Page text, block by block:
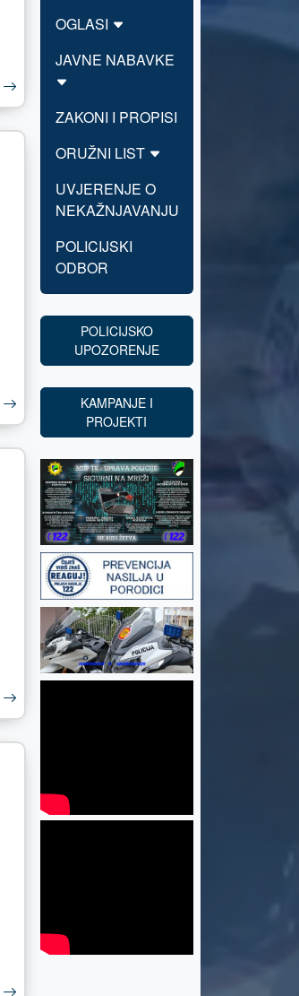
OGLASI
JAVNE NABAVKE
ZAKONI I PROPISI
ORUŽNI LIST
UVJERENJE O
NEKAŽNJAVANJU
POLICIJSKI
ODBOR
POLICIJSKO
UPOZORENJE
KAMPANJE I
PROJEKTI